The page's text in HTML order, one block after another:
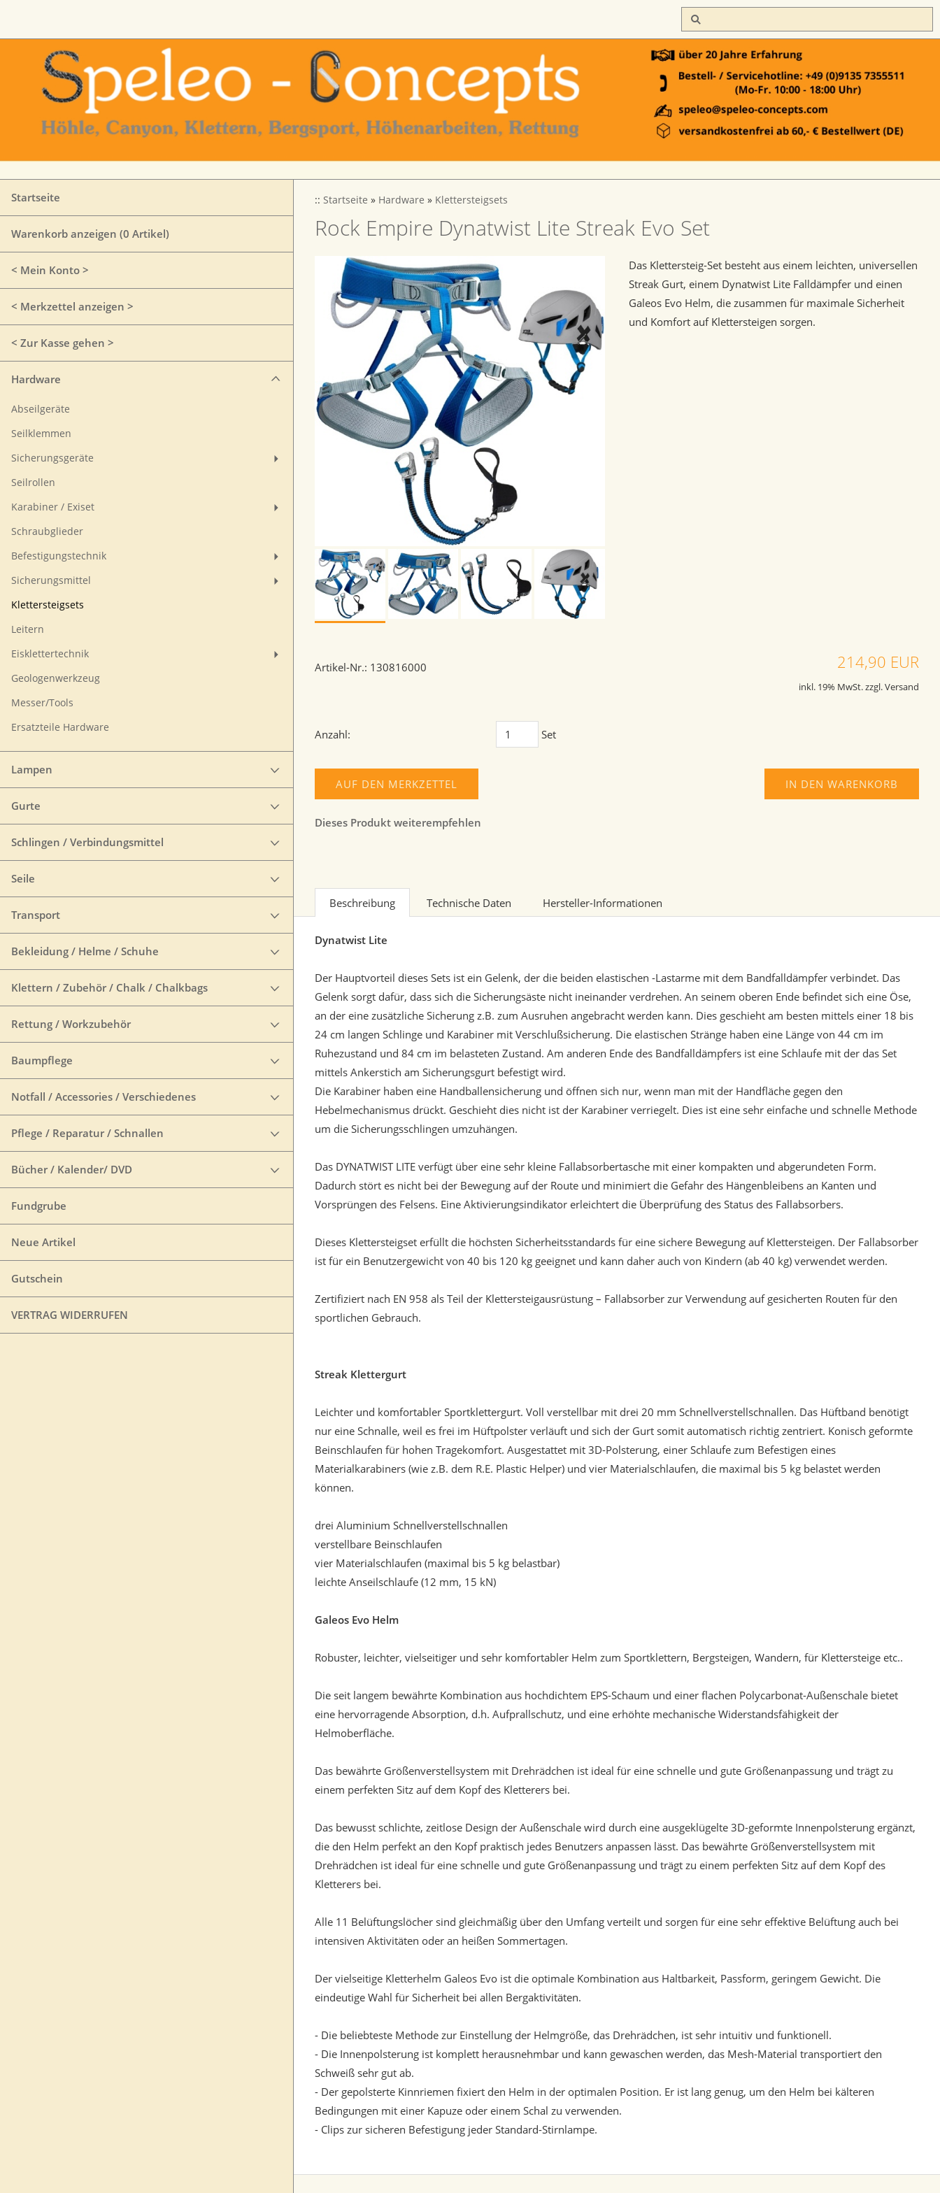
Startseite
Warenkorb anzeigen (0 Artikel)
< Mein Konto >
< Merkzettel anzeigen >
< Zur Kasse gehen >
Hardware
Abseilgeräte
Seilklemmen
Sicherungsgeräte
Seilrollen
Karabiner / Exiset
Schraubglieder
Befestigungstechnik
Sicherungsmittel
Klettersteigsets
Leitern
Eisklettertechnik
Geologenwerkzeug
Messer/Tools
Ersatzteile Hardware
Lampen
Gurte
Schlingen / Verbindungsmittel
Seile
Transport
Bekleidung / Helme / Schuhe
Klettern / Zubehör / Chalk / Chalkbags
Rettung / Workzubehör
Baumpflege
Notfall / Accessories / Verschiedenes
Pflege / Reparatur / Schnallen
Bücher / Kalender/ DVD
Fundgrube
Neue Artikel
Gutschein
VERTRAG WIDERRUFEN
:: Startseite » Hardware » Klettersteigsets
Rock Empire Dynatwist Lite Streak Evo Set
Das Klettersteig-Set besteht aus einem leichten, universellen
Streak Gurt, einem Dynatwist Lite Falldämpfer und einen
Galeos Evo Helm, die zusammen für maximale Sicherheit
und Komfort auf Klettersteigen sorgen.
Artikel-Nr.: 130816000 214,90 EUR
inkl. 19% MwSt. zzgl. Versand
Anzahl: Set
IN DEN WARENKORB
AUF DEN MERKZETTEL
Dieses Produkt weiterempfehlen
Beschreibung Technische Daten Hersteller-Informationen
Dynatwist Lite
Der Hauptvorteil dieses Sets ist ein Gelenk, der die beiden elastischen -Lastarme mit dem Bandfalldämpfer verbindet. Das
Gelenk sorgt dafür, dass sich die Sicherungsäste nicht ineinander verdrehen. An seinem oberen Ende befindet sich eine Öse,
an der eine zusätzliche Sicherung z.B. zum Ausruhen angebracht werden kann. Dies geschieht am besten mittels einer 18 bis
24 cm langen Schlinge und Karabiner mit Verschlußsicherung. Die elastischen Stränge haben eine Länge von 44 cm im
Ruhezustand und 84 cm im belasteten Zustand. Am anderen Ende des Bandfalldämpfers ist eine Schlaufe mit der das Set
mittels Ankerstich am Sicherungsgurt befestigt wird.
Die Karabiner haben eine Handballensicherung und öffnen sich nur, wenn man mit der Handfläche gegen den
Hebelmechanismus drückt. Geschieht dies nicht ist der Karabiner verriegelt. Dies ist eine sehr einfache und schnelle Methode
um die Sicherungsschlingen umzuhängen.
Das DYNATWIST LITE verfügt über eine sehr kleine Fallabsorbertasche mit einer kompakten und abgerundeten Form.
Dadurch stört es nicht bei der Bewegung auf der Route und minimiert die Gefahr des Hängenbleibens an Kanten und
Vorsprüngen des Felsens. Eine Aktivierungsindikator erleichtert die Überprüfung des Status des Fallabsorbers.
Dieses Klettersteigset erfüllt die höchsten Sicherheitsstandards für eine sichere Bewegung auf Klettersteigen. Der Fallabsorber
ist für ein Benutzergewicht von 40 bis 120 kg geeignet und kann daher auch von Kindern (ab 40 kg) verwendet werden.
Zertifiziert nach EN 958 als Teil der Klettersteigausrüstung – Fallabsorber zur Verwendung auf gesicherten Routen für den
sportlichen Gebrauch.
Streak Klettergurt
Leichter und komfortabler Sportklettergurt. Voll verstellbar mit drei 20 mm Schnellverstellschnallen. Das Hüftband benötigt
nur eine Schnalle, weil es frei im Hüftpolster verläuft und sich der Gurt somit automatisch richtig zentriert. Konisch geformte
Beinschlaufen für hohen Tragekomfort. Ausgestattet mit 3D-Polsterung, einer Schlaufe zum Befestigen eines
Materialkarabiners (wie z.B. dem R.E. Plastic Helper) und vier Materialschlaufen, die maximal bis 5 kg belastet werden
können.
drei Aluminium Schnellverstellschnallen
verstellbare Beinschlaufen
vier Materialschlaufen (maximal bis 5 kg belastbar)
leichte Anseilschlaufe (12 mm, 15 kN)
Galeos Evo Helm
Robuster, leichter, vielseitiger und sehr komfortabler Helm zum Sportklettern, Bergsteigen, Wandern, für Klettersteige etc..
Die seit langem bewährte Kombination aus hochdichtem EPS-Schaum und einer flachen Polycarbonat-Außenschale bietet
eine hervorragende Absorption, d.h. Aufprallschutz, und eine erhöhte mechanische Widerstandsfähigkeit der
Helmoberfläche.
Das bewährte Größenverstellsystem mit Drehrädchen ist ideal für eine schnelle und gute Größenanpassung und trägt zu
einem perfekten Sitz auf dem Kopf des Kletterers bei.
Das bewusst schlichte, zeitlose Design der Außenschale wird durch eine ausgeklügelte 3D-geformte Innenpolsterung ergänzt,
die den Helm perfekt an den Kopf praktisch jedes Benutzers anpassen lässt. Das bewährte Größenverstellsystem mit
Drehrädchen ist ideal für eine schnelle und gute Größenanpassung und trägt zu einem perfekten Sitz auf dem Kopf des
Kletterers bei.
Alle 11 Belüftungslöcher sind gleichmäßig über den Umfang verteilt und sorgen für eine sehr effektive Belüftung auch bei
intensiven Aktivitäten oder an heißen Sommertagen.
Der vielseitige Kletterhelm Galeos Evo ist die optimale Kombination aus Haltbarkeit, Passform, geringem Gewicht. Die
eindeutige Wahl für Sicherheit bei allen Bergaktivitäten.
- Die beliebteste Methode zur Einstellung der Helmgröße, das Drehrädchen, ist sehr intuitiv und funktionell.
- Die Innenpolsterung ist komplett herausnehmbar und kann gewaschen werden, das Mesh-Material transportiert den
Schweiß sehr gut ab.
- Der gepolsterte Kinnriemen fixiert den Helm in der optimalen Position. Er ist lang genug, um den Helm bei kälteren
Bedingungen mit einer Kapuze oder einem Schal zu verwenden.
- Clips zur sicheren Befestigung jeder Standard-Stirnlampe.